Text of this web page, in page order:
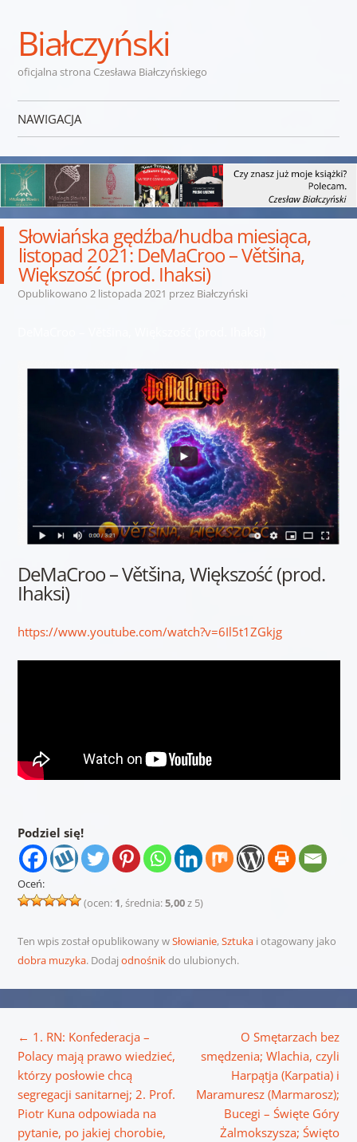
Białczyński
oficjalna strona Czesława Białczyńskiego
NAWIGACJA
Słowiańska gędźba/hudba miesiąca,
listopad 2021: DeMaCroo – Většina,
Większość (prod. Ihaksi)
Opublikowano 2 listopada 2021 przez Białczyński
DeMaCroo – Většina, Większość (prod.
Ihaksi)
https://www.youtube.com/watch?v=6Il5t1ZGkjg
Podziel się!
Oceń:
(ocen: 1, średnia:5,00z 5)
Ten wpis został opublikowany wSłowianie,Sztukai otagowany jako
dobra muzyka. Dodaj odnośnikdo ulubionych.
← 1. RN: Konfederacja –
Polacy mają prawo wiedzieć,
którzy posłowie chcą
segregacji sanitarnej; 2. Prof.
Piotr Kuna odpowiada na
pytanie, po jakiej chorobie,
O Smętarzach bez
smędzenia; Wlachia, czyli
Harpątja (Karpatia) i
Maramuresz (Marmarosz);
Bucegi – Święte Góry
Żalmokszysza; Święto